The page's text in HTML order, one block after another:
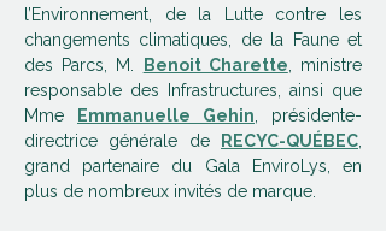
l’Environnement, de la Lutte contre les
changements climatiques, de la Faune et
des Parcs, M.
Benoit Charette , ministre
responsable des Infrastructures, ainsi que
Mme
Emmanuelle Gehin , présidente-
directrice générale de
RECYC-QUÉBEC
grand partenaire du Gala EnviroLys, en
plus de nombreux invités de marque.